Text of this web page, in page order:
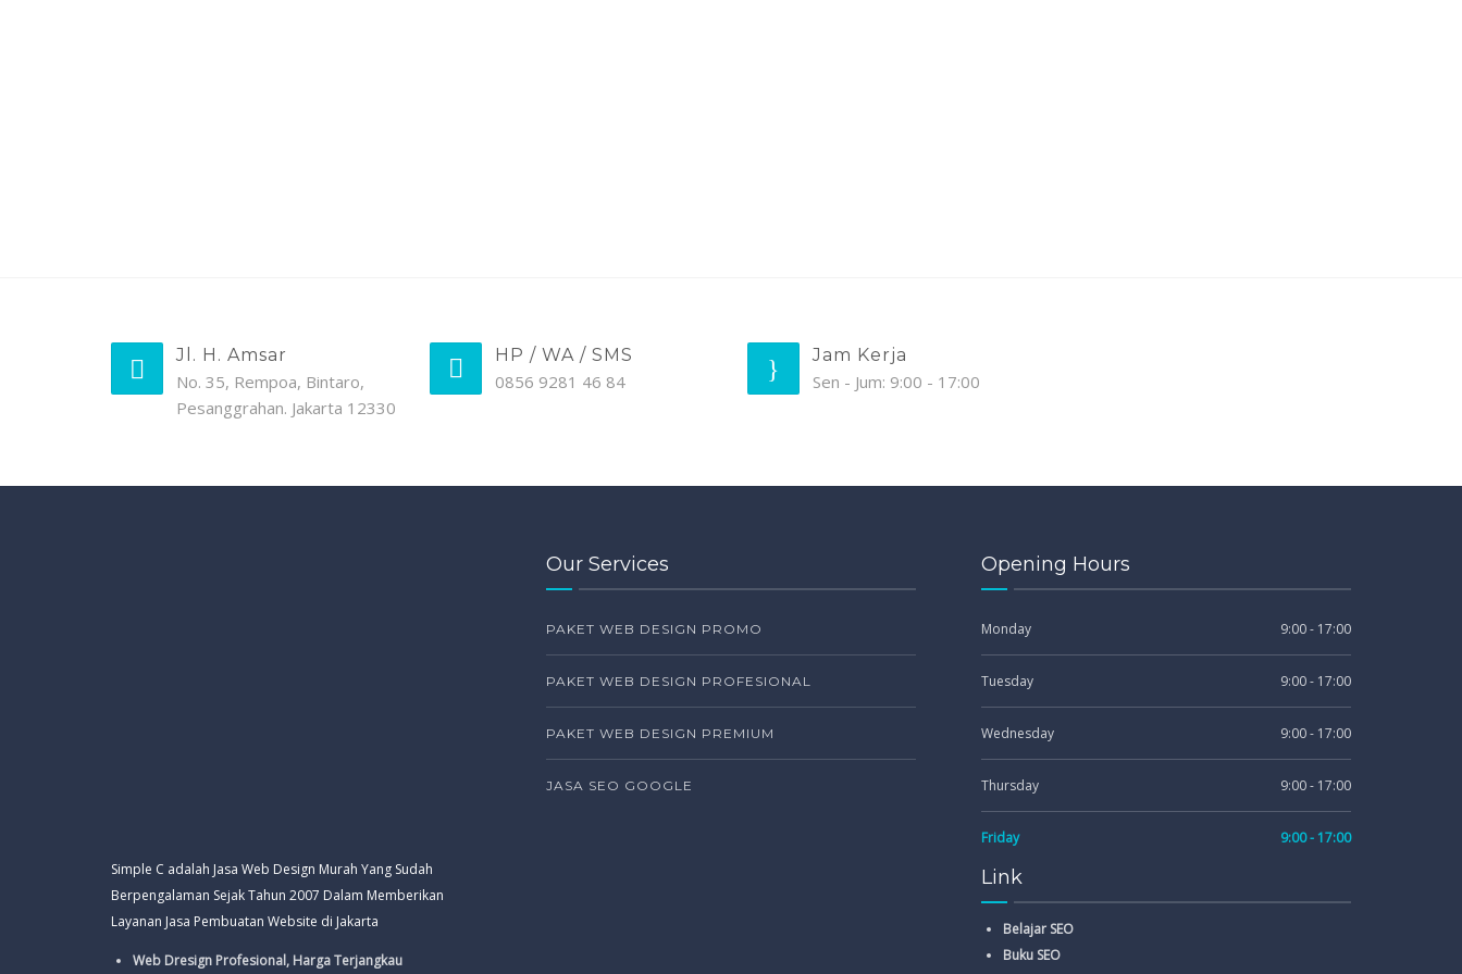
Jl. H. Amsar
No. 35, Rempoa, Bintaro,
Pesanggrahan. Jakarta 12330
HP / WA / SMS
0856 9281 46 84
Jam Kerja
Sen - Jum: 9:00 - 17:00
Simple C adalah Jasa Web Design Murah Yang Sudah
Berpengalaman Sejak Tahun 2007 Dalam Memberikan
Layanan Jasa Pembuatan Website di Jakarta
Web Dresign Profesional, Harga Terjangkau
Our Services
PAKET WEB DESIGN PROMO
PAKET WEB DESIGN PROFESIONAL
PAKET WEB DESIGN PREMIUM
JASA SEO GOOGLE
Opening Hours
Monday 9:00 - 17:00
Tuesday 9:00 - 17:00
Wednesday 9:00 - 17:00
Thursday 9:00 - 17:00
Friday 9:00 - 17:00
Link
Belajar SEO
Buku SEO